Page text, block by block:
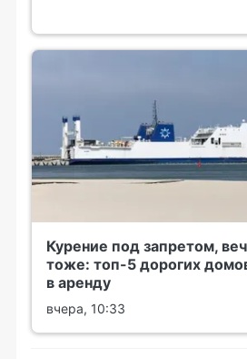
Курение под запретом,
тоже: топ-5 дорогих
в аренду
вчера, 10:33